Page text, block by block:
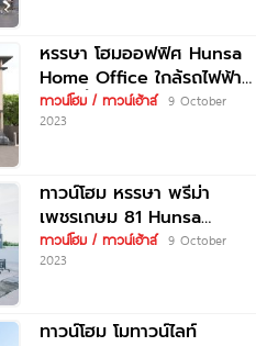
หรรษา โฮมออฟฟิศ Hunsa
Home Office ใกล้รถไฟฟ้า
สายสีน้ำเงิน สถานีพุทธ
มณฑลสาย 4 เพียง 350
ทาวน์โฮม / ทาวน์เฮ้าส์ 9 October
2023
ทาวน์โฮม หรรษา พรีม่า
เพชรเกษม 81 Hunsa
Prima Petchkasem 81
ราคาเริ่มต้น
ทาวน์โฮม / ทาวน์เฮ้าส์ 9 October
2023
ทาวน์โฮม โมทาวน์ไลท์